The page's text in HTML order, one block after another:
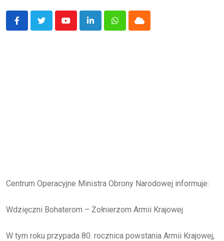
YoutubeLinkedInWhatsappCloud
Centrum Operacyjne Ministra Obrony Narodowej informuje:
Wdzięczni Bohaterom – Żołnierzom Armii Krajowej
W tym roku przypada 80. rocznica powstania Armii Krajowej,